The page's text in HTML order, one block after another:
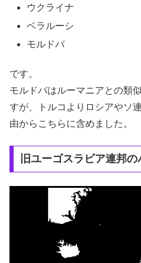
ウクライナ
ベラルーシ
モルドバ
です。
モルドバはルーマニアとの類
すが、トルコよりロシアやソ
由からこちらに含めました。
旧ユーゴスラビア連邦